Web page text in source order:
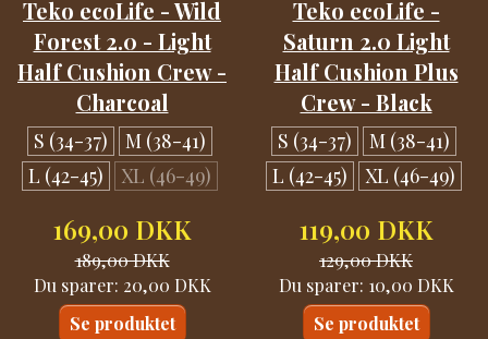
Teko ecoLife - Wild
Forest 2.0 - Light
Half Cushion Crew -
Charcoal
S (34-37)
M (38-41)
L (42-45)
XL (46-49)
169,00 DKK
189,00 DKK
Du sparer: 20,00 DKK
Se produktet
Teko ecoLife -
Saturn 2.0 Light
Half Cushion Plus
Crew - Black
S (34-37)
M (38-41)
L (42-45)
XL (46-49)
119,00 DKK
129,00 DKK
Du sparer: 10,00 DKK
Se produktet